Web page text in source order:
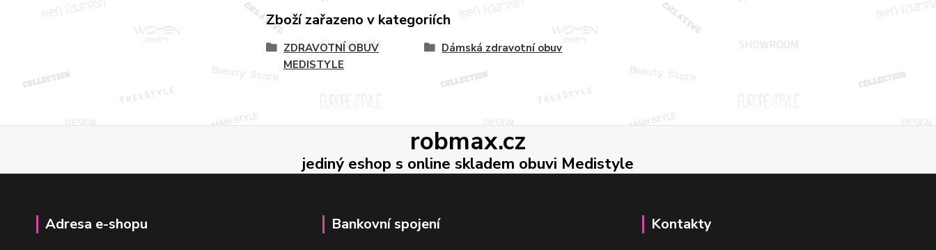
Zboží zařazeno v kategoriích
ZDRAVOTNÍ OBUV
MEDISTYLE
Dámská zdravotní obuv
robmax.cz
jediný eshop s online skladem obuvi Medistyle
Adresa e-shopu Bankovní spojení Kontakty